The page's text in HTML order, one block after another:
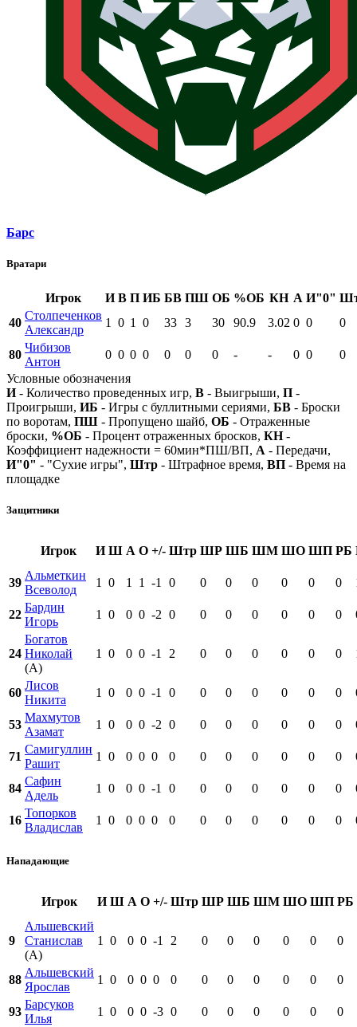
Барс
Вратари
Игрок И В П ИБ БВ ПШ ОБ %ОБ КН А И"0"
40
Столпеченков
Александр
1 0 1 0 33 3 30 90.9 3.02 0 0 0
80
Чибизов
Антон
0 0 0 0 0 0 0 - - 0 0
0
Условные обозначения
И- Количество проведенных игр, В - Выигрыши, П -
Проигрыши, ИБ - Игры с буллитными сериями, БВ - Броски
по воротам, ПШ - Пропущено шайб, ОБ - Отраженные
броски, %ОБ - Процент отраженных бросков, КН-
Коэффициент надежности = 60мин*ПШ/ВП, А - Передачи,
И"0" - "Сухие игры", Штр - Штрафное время, ВП - Время на
площадке
Защитники
Игрок И Ш А О +/- Штр ШР ШБ ШМ ШО ШП РБ
39
Альметкин
Всеволод
1 0 1 1 -1 0 0 0 0 0 0 0
22
Бардин
Игорь
1 0 0 0 -2 0 0 0 0 0 0 0
24
Богатов
Николай
(А)
1 0 0 0 -1 2 0 0 0 0 0 0
60
Лисов
Никита
1 0 0 0 -1 0 0 0 0 0 0 0
53
Махмутов
Азамат
1 0 0 0 -2 0 0 0 0 0 0 0
71
Самигуллин
Рашит
1 0 0 0 0 0 0 0 0 0 0 0
84
Сафин
Адель
1 0 0 0 -1 0 0 0 0 0 0 0
16
Топорков
Владислав
1 0 0 0 0 0 0 0 0 0 0 0
Нападающие
Игрок И Ш А О +/- Штр ШР ШБ ШМ ШО ШП РБ
9
Альшевский
Станислав
(А)
1 0 0 0 -1 2 0 0 0 0 0 0
88
Альшевский
Ярослав
1 0 0 0 0 0 0 0 0 0 0 0
93
Барсуков
Илья
1 0 0 0 -3 0 0 0 0 0 0 0